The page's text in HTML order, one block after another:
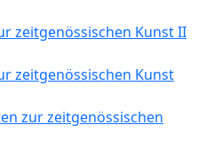
zeitgenössischen Kunst II
zeitgenössischen Kunst
zur zeitgenössischen